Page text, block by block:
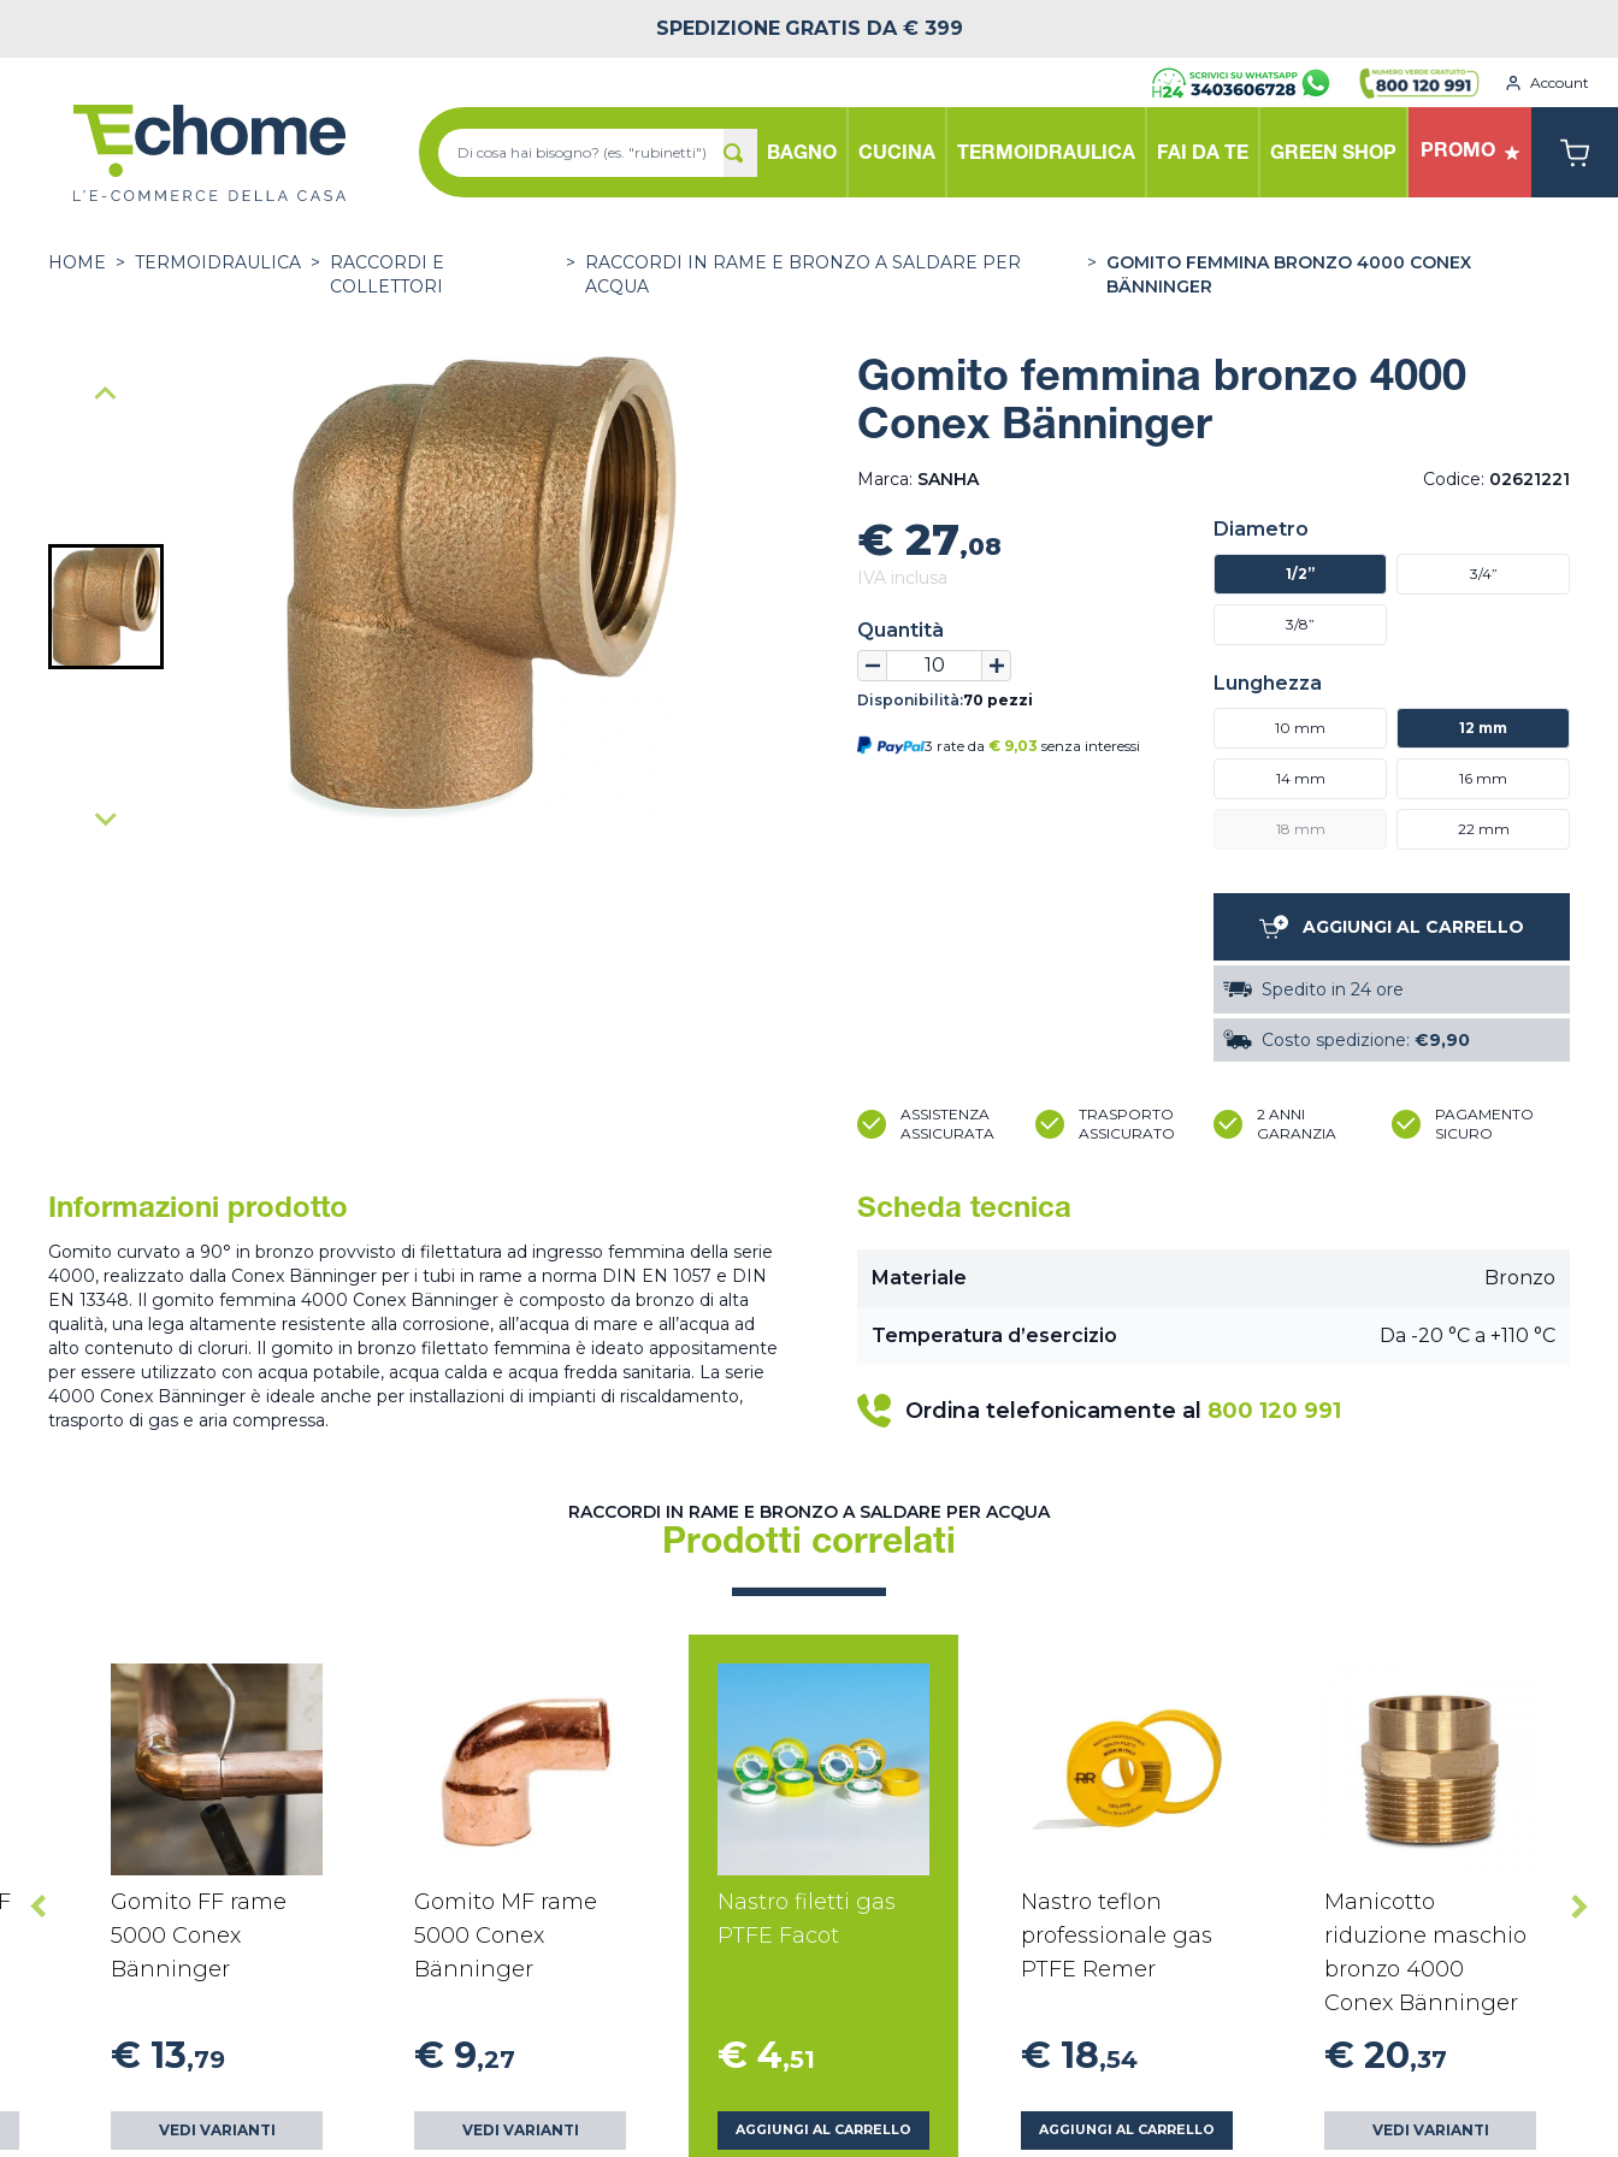
SPEDIZIONE GRATIS DA € 399
Account
BAGNO CUCINA TERMOIDRAULICA FAI DA TE GREEN SHOP PROMO
HOME > TERMOIDRAULICA >
RACCORDI E
COLLETTORI
>
RACCORDI IN RAME E BRONZO A SALDARE PER
ACQUA
> GOMITO FEMMINA BRONZO 4000 CONEX
BÄNNINGER
Gomito femmina bronzo 4000
Conex Bänninger
Marca: SANHA Codice: 02621221
€ 27,08
IVA inclusa
Quantità
Disponibilità:70 pezzi
3 rate da € 9,03 senza interessi
Diametro
1/2” 3/4”
3/8”
Lunghezza
10 mm 12 mm
14 mm 16 mm
18 mm 22 mm
AGGIUNGI AL CARRELLO
Spedito in 24 ore
Costo spedizione: €9,90
ASSISTENZA
ASSICURATA
TRASPORTO
ASSICURATO
2 ANNI
GARANZIA
PAGAMENTO
SICURO
Informazioni prodotto
Gomito curvato a 90° in bronzo provvisto di filettatura ad ingresso femmina della serie
4000, realizzato dalla Conex Bänninger per i tubi in rame a norma DIN EN 1057 e DIN
EN 13348. Il gomito femmina 4000 Conex Bänninger è composto da bronzo di alta
qualità, una lega altamente resistente alla corrosione, all’acqua di mare e all’acqua ad
alto contenuto di cloruri. Il gomito in bronzo filettato femmina è ideato appositamente
per essere utilizzato con acqua potabile, acqua calda e acqua fredda sanitaria. La serie
4000 Conex Bänninger è ideale anche per installazioni di impianti di riscaldamento,
trasporto di gas e aria compressa.
Scheda tecnica
Materiale Bronzo
Temperatura d’esercizio Da -20 °C a +110 °C
Ordina telefonicamente al 800 120 991
RACCORDI IN RAME E BRONZO A SALDARE PER ACQUA
Prodotti correlati
Gomito FF rame
5000 Conex
Bänninger
€ 13,79
VEDI VARIANTI
Gomito MF rame
5000 Conex
Bänninger
€ 9,27
VEDI VARIANTI
Nastro filetti gas
PTFE Facot
€ 4,51
AGGIUNGI AL CARRELLO
Nastro teflon
professionale gas
PTFE Remer
€ 18,54
AGGIUNGI AL CARRELLO
Manicotto
riduzione maschio
bronzo 4000
Conex Bänninger
€ 20,37
VEDI VARIANTI